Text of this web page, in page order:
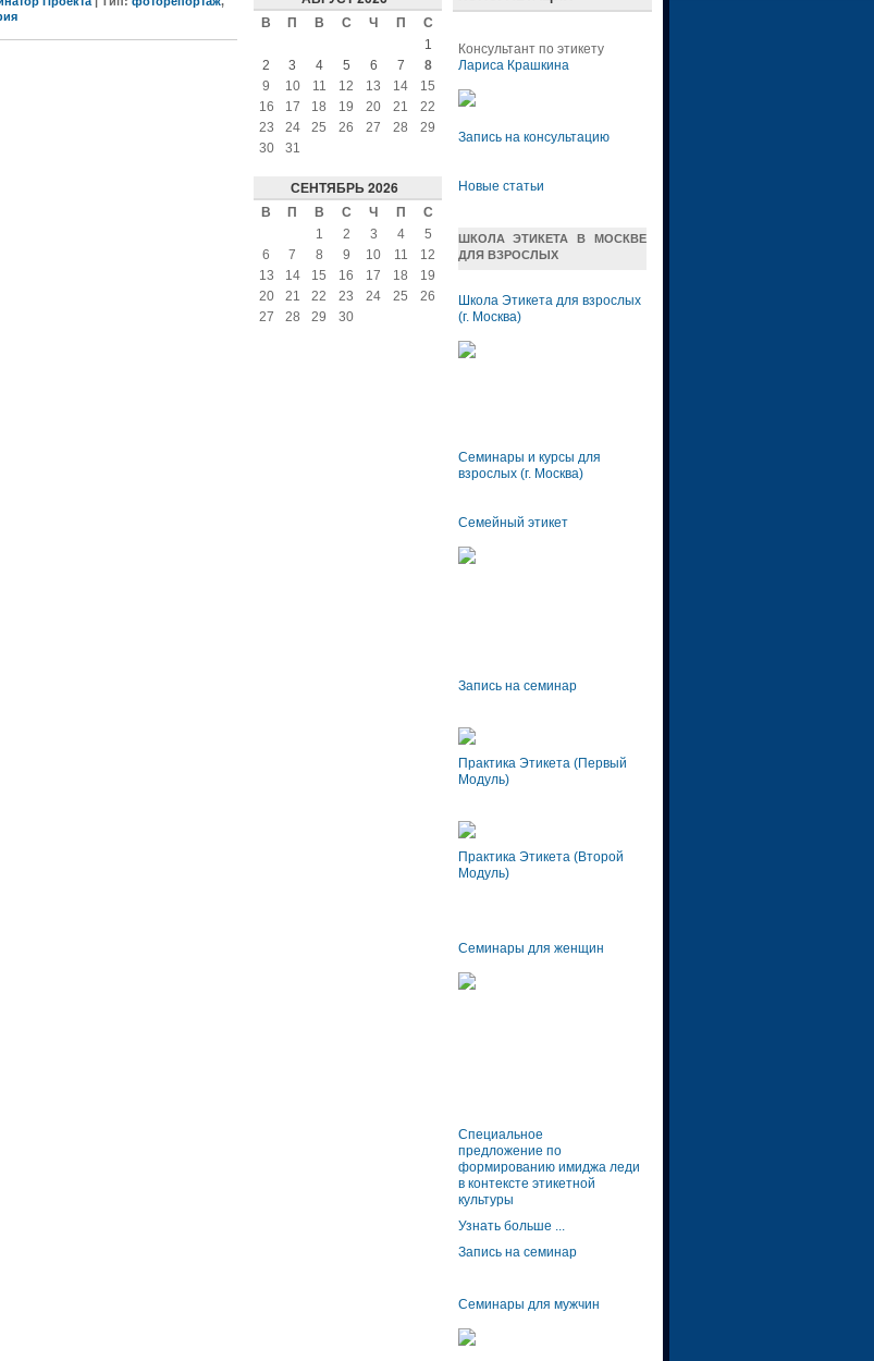
В П В С Ч П
С
1
2
3 4 5 6 7
8
9
10 11 12 13 14
15
16
17 18 19 20 21
22
23
24 25 26 27 28
29
30
31
СЕНТЯБРЬ2026
В П В С Ч П
С
1
2 3 4
5
6
7 8 9 10 11
12
13
14 15 16 17 18
19
20
21 22 23 24 25
26
27
28 29 30
Консультант по этикету
Лариса Крашкина
Запись на консультацию
Новые статьи
ШКОЛА ЭТИКЕТА В МОСКВЕ
ДЛЯ ВЗРОСЛЫХ
Школа Этикета для взрослых
(г. Москва)
Семинары и курсы для
взрослых (г. Москва)
Семейный этикет
Запись на семинар
Практика Этикета (Первый
Модуль)
Практика Этикета (Второй
Модуль)
Семинары для женщин
Специальное
предложение по
формированию имиджа леди
в контексте этикетной
культуры
Узнать больше ...
Запись на семинар
Семинары для мужчин